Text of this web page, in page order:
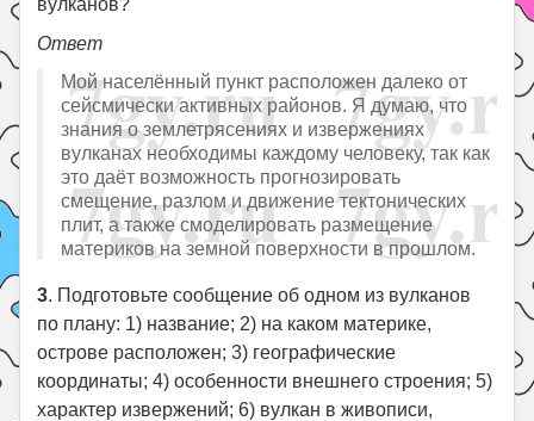
вулканов?
Ответ
Мой населённый пункт расположен далеко от
сейсмически активных районов. Я думаю, что
знания о землетрясениях и извержениях
вулканах необходимы каждому человеку, так как
это даёт возможность прогнозировать
смещение, разлом и движение тектонических
плит, а также смоделировать размещение
материков на земной поверхности в прошлом.
3. Подготовьте сообщение об одном из вулканов
по плану: 1) название; 2) на каком материке,
острове расположен; 3) географические
координаты; 4) особенности внешнего строения; 5)
характер извержений; 6) вулкан в живописи,